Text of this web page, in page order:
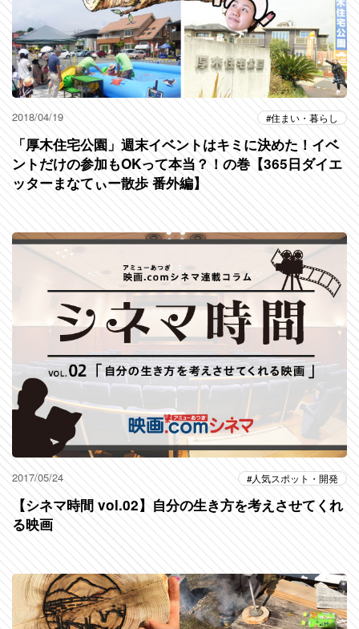
2018/04/19 住まい・暮らし
「厚木住宅公園」週末イベントはキミに決めた！イベ
ントだけの参加もOKって本当？！の巻【365日ダイエ
ッターまなてぃー散歩 番外編】
2017/05/24 人気スポット・開発
【シネマ時間 vol.02】自分の生き方を考えさせてくれ
る映画